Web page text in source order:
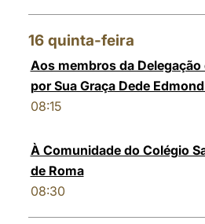
16 quinta-feira
Aos membros da
por Sua Graça Dede
08:15
À Comunidade do Colégio
de Roma
08:30